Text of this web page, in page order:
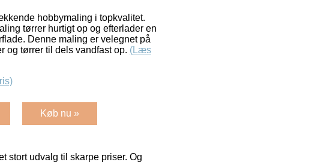
hobbymaling i topkvalitet.
tørrer hurtigt op og efterlader en
Denne maling er velegnet på
og tørrer til dels vandfast op. (Læs
Køb nu »
stort udvalg til skarpe priser. Og